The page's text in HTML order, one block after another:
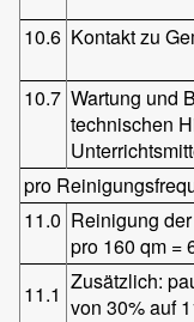
10.6 Kontakt zu
10.7 Wartung und
technischen
pro
11.0 Reinigung
pro 160 qm =
11.1 Zusätzlich:
von 30% auf